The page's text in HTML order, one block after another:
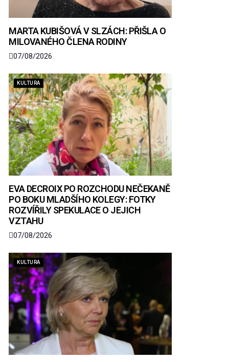
MARTA KUBIŠOVÁ V SLZÁCH: PŘIŠLA O
MILOVANÉHO ČLENA RODINY
07/08/2026
KULTURA
EVA DECROIX PO ROZCHODU NEČEKANĚ
PO BOKU MLADŠÍHO KOLEGY: FOTKY
ROZVÍŘILY SPEKULACE O JEJICH
VZTAHU
07/08/2026
KULTURA